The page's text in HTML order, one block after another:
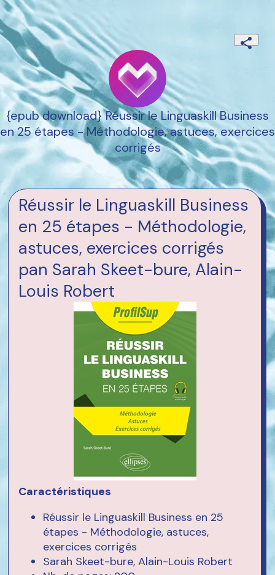
{epub download} Réussir le Linguaskill Business
en 25 étapes - Méthodologie, astuces, exercices
corrigés
Réussir le Linguaskill Business
en 25 étapes - Méthodologie,
astuces, exercices corrigés
pan Sarah Skeet-bure, Alain-
Louis Robert
Caractéristiques
Réussir le Linguaskill Business en 25
étapes - Méthodologie, astuces,
exercices corrigés
Sarah Skeet-bure, Alain-Louis Robert